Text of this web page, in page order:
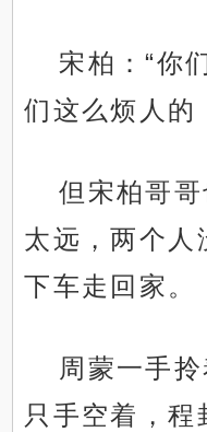
宋柏：“你
们这么烦人的
但宋柏哥
太远，两个人
下车走回家。
周蒙一手
只手空着，程